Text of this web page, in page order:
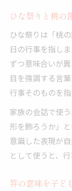
ひな祭りと桃の
ひな祭りは「桃
日の行事を指し
ずつ意味合いが
目を強調する言
行事そのものを指
家族の会話で使
形を飾ろうか」
意識した表現が
として使うと、
笄の意味を子ど